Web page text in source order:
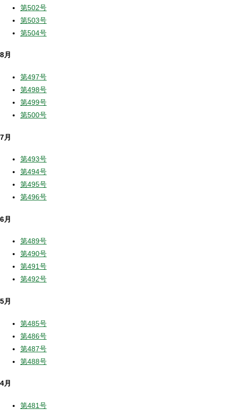
第502号
第503号
第504号
8月
第497号
第498号
第499号
第500号
7月
第493号
第494号
第495号
第496号
6月
第489号
第490号
第491号
第492号
5月
第485号
第486号
第487号
第488号
4月
第481号